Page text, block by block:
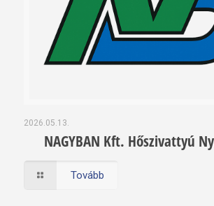
2026.05.13.
NAGYBAN Kft. Hőszivattyú
Tovább